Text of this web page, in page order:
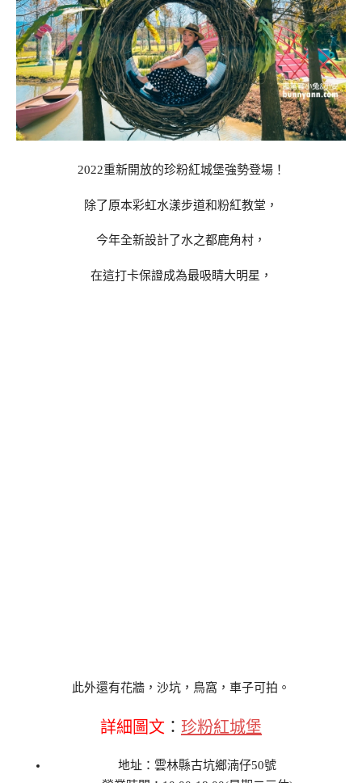
2022重新開放的珍粉紅城堡強勢登場！
除了原本彩虹水漾步道和粉紅教堂，
今年全新設計了水之都鹿角村，
在這打卡保證成為最吸睛大明星，
此外還有花牆，沙坑，鳥窩，車子可拍。
詳細圖文 ： 珍粉紅城堡
地址：雲林縣古坑鄉湳仔50號